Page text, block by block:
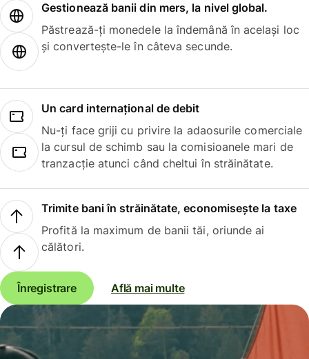
Gestionează banii din mers, la nivel global.
Păstrează-ți monedele la îndemână în același loc
și convertește-le în câteva secunde.
Un card internațional de debit
Nu-ți face griji cu privire la adaosurile comerciale
la cursul de schimb sau la comisioanele mari de
tranzacție atunci când cheltui în străinătate.
Trimite bani în străinătate, economisește la taxe
Profită la maximum de banii tăi, oriunde ai
călători.
Înregistrare Află mai multe